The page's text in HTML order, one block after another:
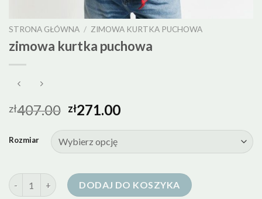
STRONA GŁÓWNA / ZIMOWA KURTKA PUCHOWA
zimowa kurtka puchowa
zł407.00 zł271.00
Rozmiar
ilość zimowa kurtka puchowaDODAJ DO KOSZYKA